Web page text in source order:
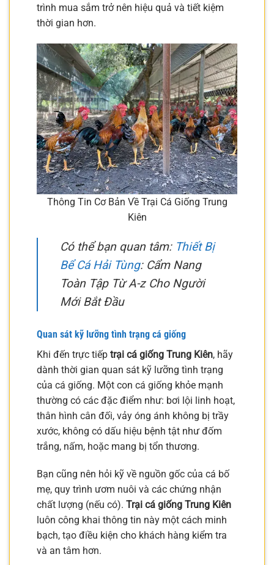
trình mua sắm trở nên hiệu quả và tiết kiệm
thời gian hơn.
Thông Tin Cơ Bản Về Trại Cá Giống Trung
Kiên
Có thể bạn quan tâm: Thiết Bị
Bể Cá Hải Tùng: Cẩm Nang
Toàn Tập Từ A-z Cho Người
Mới Bắt Đầu
Quan sát kỹ lưỡng tình trạng cá giống
Khi đến trực tiếp trại cá giống Trung Kiên, hãy
dành thời gian quan sát kỹ lưỡng tình trạng
của cá giống. Một con cá giống khỏe mạnh
thường có các đặc điểm như: bơi lội linh hoạt,
thân hình cân đối, vảy óng ánh không bị trầy
xước, không có dấu hiệu bệnh tật như đốm
trắng, nấm, hoặc mang bị tổn thương.
Bạn cũng nên hỏi kỹ về nguồn gốc của cá bố
mẹ, quy trình ươm nuôi và các chứng nhận
chất lượng (nếu có). Trại cá giống Trung Kiên
luôn công khai thông tin này một cách minh
bạch, tạo điều kiện cho khách hàng kiểm tra
và an tâm hơn.